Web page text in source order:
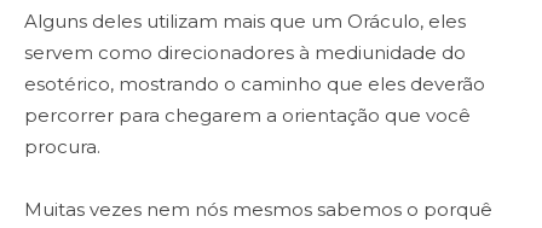
Alguns deles utilizam mais que um Oráculo, eles
servem como direcionadores à mediunidade do
esotérico, mostrando o caminho que eles deverão
percorrer para chegarem a orientação que você
procura.
Muitas vezes nem nós mesmos sabemos o porquê